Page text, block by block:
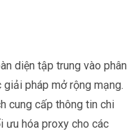
diện tập trung vào phân
pháp mở rộng mạng.
cung cấp thông tin chi
ưu hóa proxy cho các